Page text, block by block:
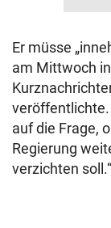
Er müsse
am Mittwoch
veröffentlichte.
auf die Frage,
Regierung
verzichten soll.“